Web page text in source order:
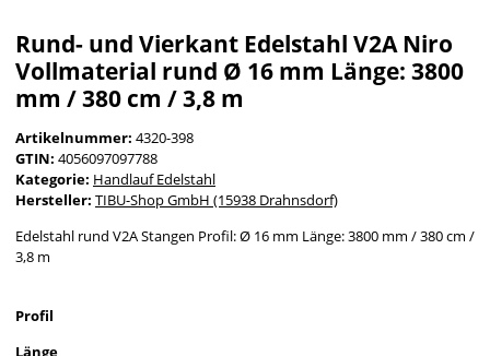
Rund- und Vierkant Edelstahl V2A Niro
Vollmaterial rund Ø 16 mm Länge: 3800
mm / 380 cm / 3,8 m
Artikelnummer: 4320-398
GTIN: 4056097097788
Kategorie: Handlauf Edelstahl
Hersteller: TIBU-Shop GmbH (15938 Drahnsdorf)
Edelstahl rund V2A Stangen Profil: Ø 16 mm Länge: 3800 mm / 380 cm /
3,8 m
Profil
Länge